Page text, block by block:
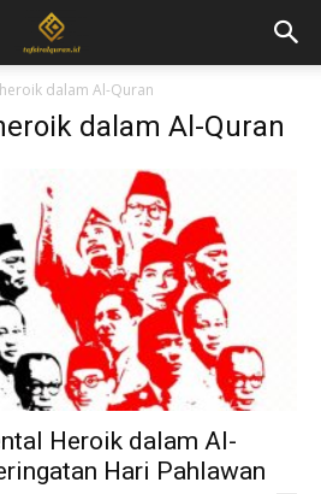
dalam Al-Quran
dalam Al-Quran
Heroik dalam Al-
Hari Pahlawan